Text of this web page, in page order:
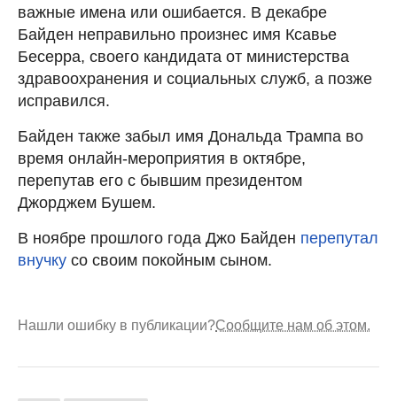
важные имена или ошибается. В декабре
Байден неправильно произнес имя Ксавье
Бесерра, своего кандидата от министерства
здравоохранения и социальных служб, а позже
исправился.
Байден также забыл имя Дональда Трампа во
время онлайн-мероприятия в октябре,
перепутав его с бывшим президентом
Джорджем Бушем.
В ноябре прошлого года Джо Байден перепутал
внучку со своим покойным сыном.
Нашли ошибку в публикации?Сообщите нам об этом.